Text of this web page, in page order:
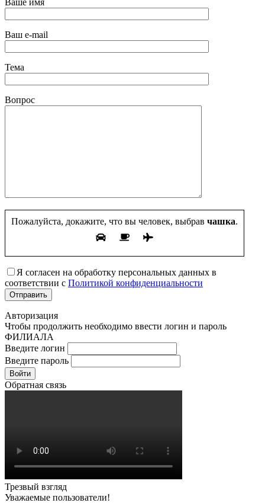
Ваше имя
Ваш e-mail
Тема
Вопрос
Пожалуйста, докажите, что вы человек, выбрав чашка.
Я согласен на обработку персональных данных в
соответствии с Политикой конфиденциальности
Авторизация
Чтобы продолжить необходимо ввести логин и пароль
ФИЛИАЛА
Введите логин
Введите пароль
Войти
Обратная связь
Трезвый взгляд
Уважаемые пользователи!